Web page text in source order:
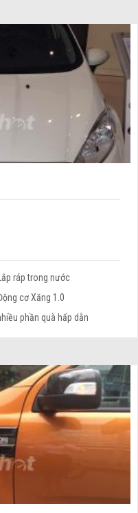
ráp trong nước
cơ Xăng 1.0
phần quà hấp dẫn